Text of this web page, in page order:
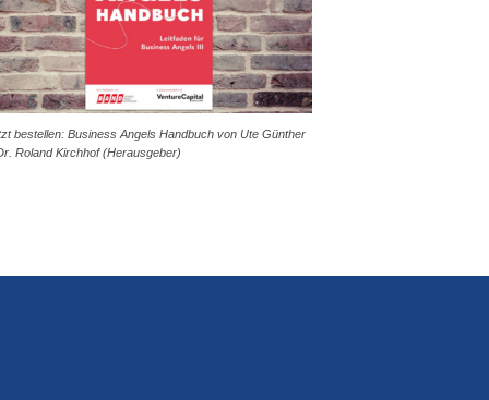
bestellen: Business Angels Handbuch von Ute Günther
Roland Kirchhof (Herausgeber)